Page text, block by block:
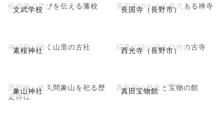
文武学校
松代藩の学びを伝える藩校 長国寺（長野市）
真田家ゆかりの格式ある禅寺
素桜神社
神代桜が咲く山里の古社 西光寺（長野市）
苅萱伝説が残る信州の古寺
象山神社
思想家・佐久間象山を祀る歴
史神社
真田宝物館
真田家の歴史と宝物の館